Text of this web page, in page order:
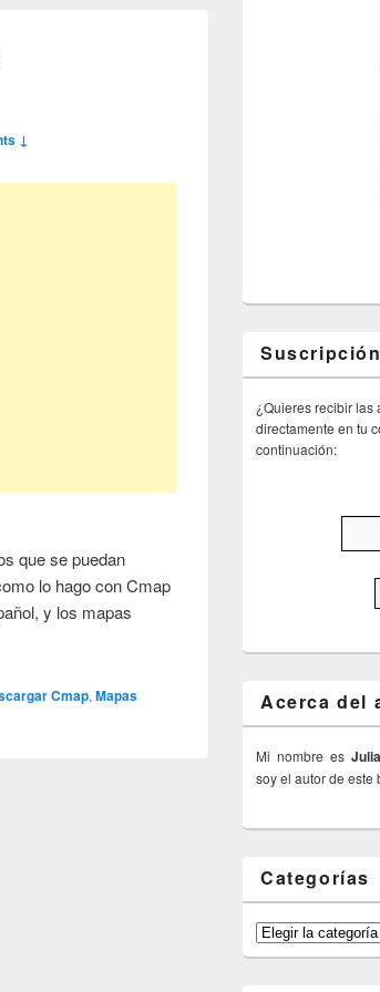
↓
que se puedan
lo hago con Cmap
y los mapas
Cmap,Mapas
¿Quieres recibir las
directamente en tu
continuación:
Acerca del
Mi nombre es
soy el autor de este
Categorías
Categorías